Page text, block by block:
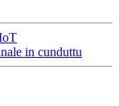
in cunduttu